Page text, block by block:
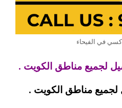
لجميع مناطق الكويت .
مناطق الكويت .